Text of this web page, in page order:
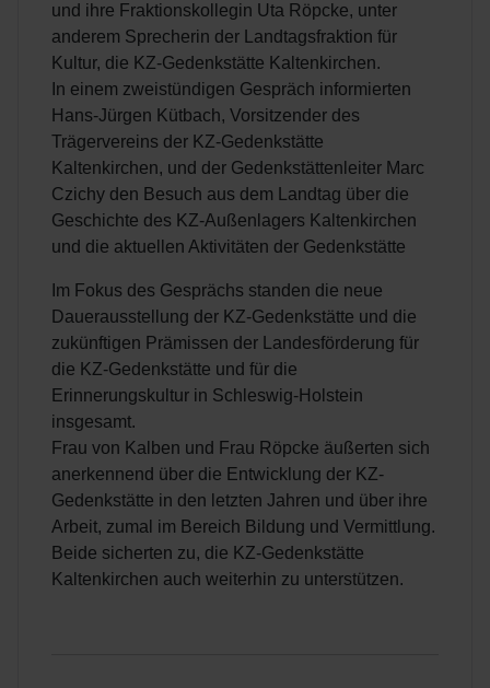
und ihre Fraktionskollegin Uta Röpcke, unter
anderem Sprecherin der Landtagsfraktion für
Kultur, die KZ-Gedenkstätte Kaltenkirchen.
In einem zweistündigen Gespräch informierten
Hans-Jürgen Kütbach, Vorsitzender des
Trägervereins der KZ-Gedenkstätte
Kaltenkirchen, und der Gedenkstättenleiter Marc
Czichy den Besuch aus dem Landtag über die
Geschichte des KZ-Außenlagers Kaltenkirchen
und die aktuellen Aktivitäten der Gedenkstätte
Im Fokus des Gesprächs standen die neue
Dauerausstellung der KZ-Gedenkstätte und die
zukünftigen Prämissen der Landesförderung für
die KZ-Gedenkstätte und für die
Erinnerungskultur in Schleswig-Holstein
insgesamt.
Frau von Kalben und Frau Röpcke äußerten sich
anerkennend über die Entwicklung der KZ-
Gedenkstätte in den letzten Jahren und über ihre
Arbeit, zumal im Bereich Bildung und Vermittlung.
Beide sicherten zu, die KZ-Gedenkstätte
Kaltenkirchen auch weiterhin zu unterstützen.